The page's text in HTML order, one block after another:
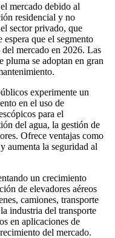
mercado debido al
residencial y no
sector privado, que
que el segmento
mercado en 2026. Las
pluma se adoptan en gran
experimente un
en el uso de
para el
del agua, la gestión de
Ofrece ventajas como
aumenta la seguridad al
un crecimiento
de elevadores aéreos
camiones, transporte
industria del transporte
en aplicaciones de
del mercado.